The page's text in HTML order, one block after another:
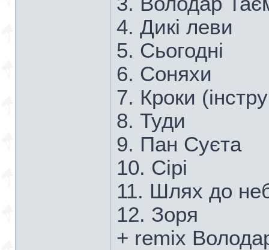
4. Дикі леви
5. Сьогодні
6. Соняхи
7. Кроки
8. Туди
9. Пан Суєта
10. Сірі
11. Шлях до
12. Зоря
+ remix